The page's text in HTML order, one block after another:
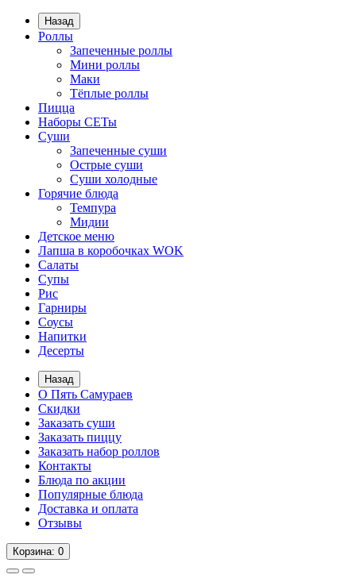
Назад
Роллы
Запеченные роллы
Мини роллы
Маки
Тёплые роллы
Пицца
Наборы СЕТы
Суши
Запеченные суши
Острые суши
Суши холодные
Горячие блюда
Темпура
Мидии
Детское меню
Лапша в коробочках WOK
Салаты
Супы
Рис
Гарниры
Соусы
Напитки
Десерты
Назад
О Пять Самураев
Скидки
Заказать суши
Заказать пиццу
Заказать набор роллов
Контакты
Блюда по акции
Популярные блюда
Доставка и оплата
Отзывы
Корзина: 0